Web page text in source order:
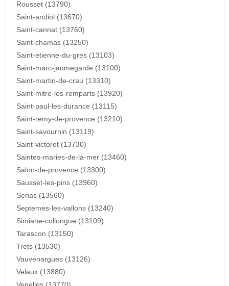
Rousset (13790)
Saint-andiol (13670)
Saint-cannat (13760)
Saint-chamas (13250)
Saint-etienne-du-gres (13103)
Saint-marc-jaumegarde (13100)
Saint-martin-de-crau (13310)
Saint-mitre-les-remparts (13920)
Saint-paul-les-durance (13115)
Saint-remy-de-provence (13210)
Saint-savournin (13119)
Saint-victoret (13730)
Saintes-maries-de-la-mer (13460)
Salon-de-provence (13300)
Sausset-les-pins (13960)
Senas (13560)
Septemes-les-vallons (13240)
Simiane-collongue (13109)
Tarascon (13150)
Trets (13530)
Vauvenargues (13126)
Velaux (13880)